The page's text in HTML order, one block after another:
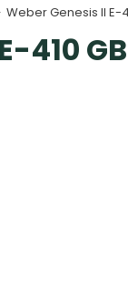
Weber Genesis II E-
410